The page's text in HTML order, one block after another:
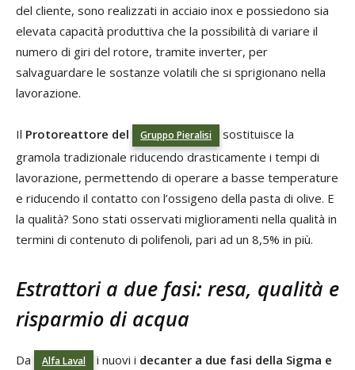
del cliente, sono realizzati in acciaio inox e possiedono sia
elevata capacità produttiva che la possibilità di variare il
numero di giri del rotore, tramite inverter, per
salvaguardare le sostanze volatili che si sprigionano nella
lavorazione.
Il Protoreattore del Gruppo Pieralisi
sostituisce la
gramola tradizionale riducendo drasticamente i tempi di
lavorazione, permettendo di operare a basse temperature
e riducendo il contatto con l’ossigeno della pasta di olive. E
la qualità? Sono stati osservati miglioramenti nella qualità in
termini di contenuto di polifenoli, pari ad un 8,5% in più.
Estrattori a due fasi: resa, qualità e
risparmio di acqua
Da Alfa Laval i nuovi i decanter a due fasi della Sigma e